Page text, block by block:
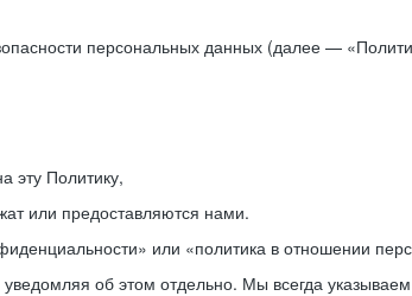
персональных данных (далее —
эту Политику,
или предоставляются нами.
или «политика в отношении
об этом отдельно. Мы всегда